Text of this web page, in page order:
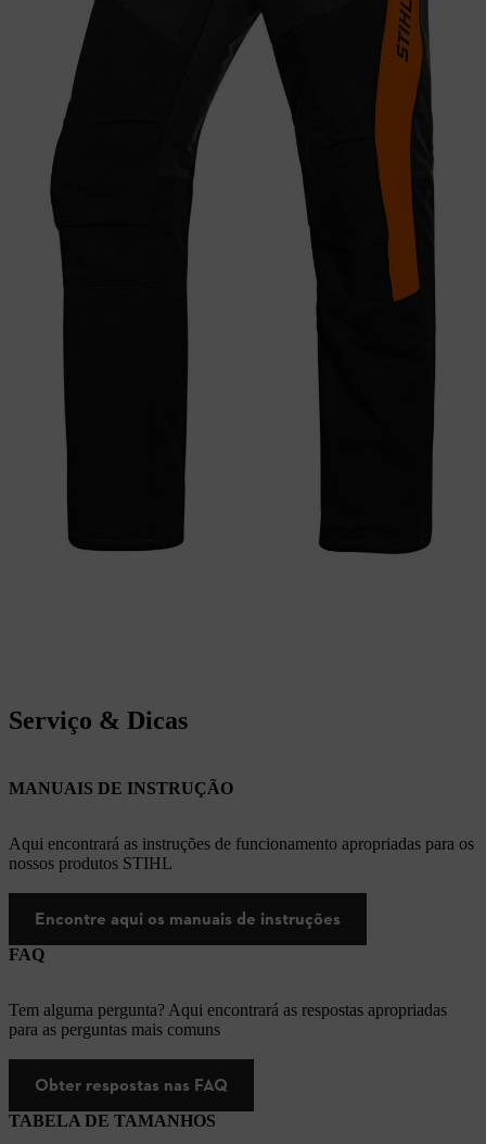
Serviço & Dicas
MANUAIS DE INSTRUÇÃO
Aqui encontrará as instruções de funcionamento apropriadas para os
nossos produtos STIHL
Encontre aqui os manuais de instruções
FAQ
Tem alguma pergunta? Aqui encontrará as respostas apropriadas
para as perguntas mais comuns
Obter respostas nas FAQ
TABELA DE TAMANHOS